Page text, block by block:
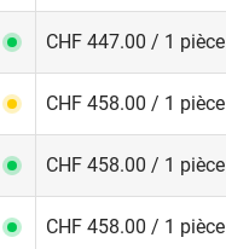
CHF 447.00 / 1 pièce
CHF 458.00 / 1 pièce
CHF 458.00 / 1 pièce
CHF 458.00 / 1 pièce